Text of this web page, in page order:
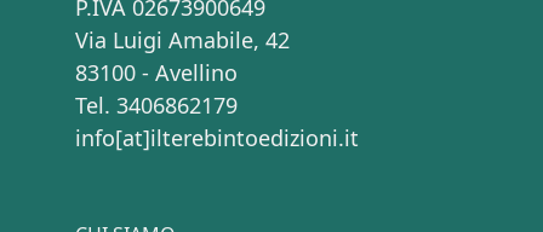
P.IVA 02673900649
Via Luigi Amabile, 42
83100 - Avellino
Tel. 3406862179
info[at]ilterebintoedizioni.it